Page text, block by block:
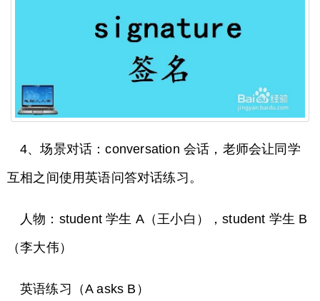
4、场景对话：conversation 会话，老师会让同学
互相之间使用英语问答对话练习。
人物：student 学生 A（王小白），student 学生 B
（李大伟）
英语练习（A asks B）